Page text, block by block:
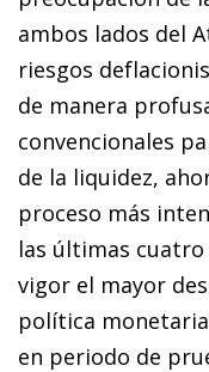
ambos lados del
riesgos
de manera
convencionales
de la liquidez,
proceso más
las últimas cuatro
vigor el mayor
política
en periodo de